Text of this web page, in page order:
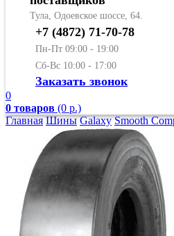
Тула, Одоевское шоссе, 64.
+7 (4872) 71-70-78
Пн-Пт 09:00 - 19:00
Сб-Вс 10:00 - 17:00
Заказать звонок
0
0 товаров (0 р.)
Главная Шины Galaxy Smooth